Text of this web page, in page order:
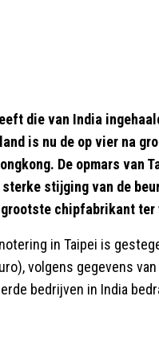
die van India
is nu de op vier na
De opmars van
stijging van de
chipfabrikant ter
in Taipei is
volgens gegevens
bedrijven in India